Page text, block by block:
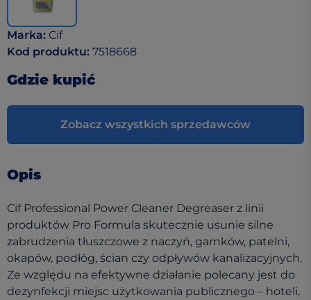
Marka: Cif
Kod produktu: 7518668
Gdzie kupić
Zobacz wszystkich sprzedawców
Opis
Cif Professional Power Cleaner Degreaser z linii
produktów Pro Formula skutecznie usunie silne
zabrudzenia tłuszczowe z naczyń, garnków, patelni,
okapów, podłóg, ścian czy odpływów kanalizacyjnych.
Ze względu na efektywne działanie polecany jest do
dezynfekcji miejsc użytkowania publicznego – hoteli,